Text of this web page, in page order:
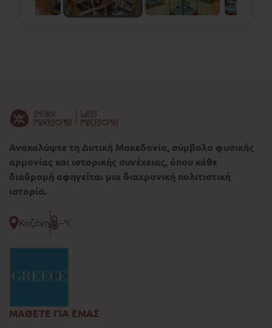
Ανακαλύψτε τη Δυτική Μακεδονία, σύμβολο φυσικής
αρμονίας και ιστορικής συνέχειας, όπου κάθε
διαδρομή αφηγείται μια διαχρονική πολιτιστική
ιστορία.
Κοζάνη --°C
ΜΑΘΕΤΕ ΓΙΑ ΕΜΑΣ